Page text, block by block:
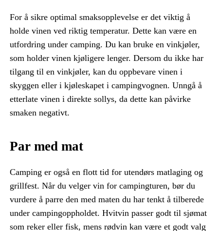
For å sikre optimal smaksopplevelse er det viktig å
holde vinen ved riktig temperatur. Dette kan være en
utfordring under camping. Du kan bruke en vinkjøler,
som holder vinen kjøligere lenger. Dersom du ikke har
tilgang til en vinkjøler, kan du oppbevare vinen i
skyggen eller i kjøleskapet i campingvognen. Unngå å
etterlate vinen i direkte sollys, da dette kan påvirke
smaken negativt.
Par med mat
Camping er også en flott tid for utendørs matlaging og
grillfest. Når du velger vin for campingturen, bør du
vurdere å parre den med maten du har tenkt å tilberede
under campingoppholdet. Hvitvin passer godt til sjømat
som reker eller fisk, mens rødvin kan være et godt valg